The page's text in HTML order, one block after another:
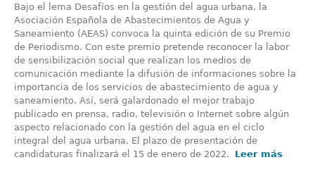
Bajo el lema Desafíos en la gestión del agua urbana, la
Asociación Española de Abastecimientos de Agua y
Saneamiento (AEAS) convoca la quinta edición de su Premio
de Periodismo. Con este premio pretende reconocer la labor
de sensibilización social que realizan los medios de
comunicación mediante la difusión de informaciones sobre la
importancia de los servicios de abastecimiento de agua y
saneamiento. Así, será galardonado el mejor trabajo
publicado en prensa, radio, televisión o Internet sobre algún
aspecto relacionado con la gestión del agua en el ciclo
integral del agua urbana. El plazo de presentación de
candidaturas finalizará el 15 de enero de 2022. Leer más